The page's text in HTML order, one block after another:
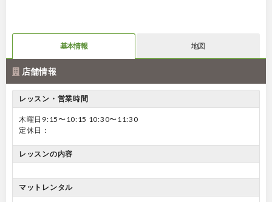
基本情報 地図
店舗情報
レッスン・営業時間
木曜日9:15〜10:15 10:30〜11:30
定休日：
レッスンの内容
マットレンタル